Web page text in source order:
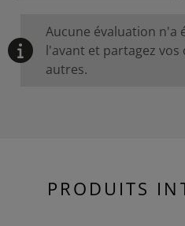
Aucune évaluation n'a
l'avant et partagez vos
autres.
PRODUITS